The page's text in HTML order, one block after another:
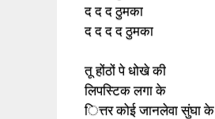
द द द ठुमका
द द द द ठुमका
तू होंठों पे धोखे की
लिपस्टिक लगा के
ित्तर कोई जानलेवा सुंघा के